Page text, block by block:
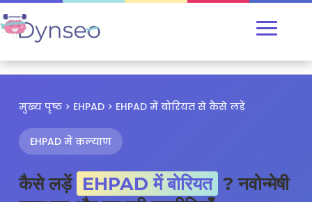
मुख्य पृष्ठ > EHPAD > EHPAD में बोरियत से कैसे लड़ें
EHPAD में कल्याण
कैसे लड़ें EHPAD में बोरियत ? नवोन्मेषी